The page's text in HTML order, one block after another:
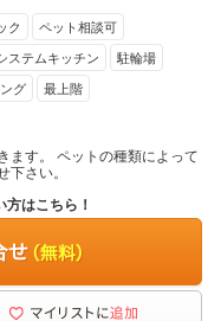
ク ペット相談可
ステムキッチン 駐輪場
グ 最上階
ます。 ペットの種類によって
下さい。
はこちら！